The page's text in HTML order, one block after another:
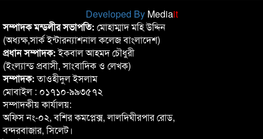
Developed By Mediait
সম্পাদক মন্ডলীর সভাপতি: মোহাম্মাদ মহি উদ্দিন
(অধ্যক্ষ,সার্ক ইন্টারন্যাশনাল কলেজ বাংলাদেশ)
প্রধান সম্পাদক:ইকবাল আহমদ চৌধুরী
(ইংল্যান্ড প্রবাসী, সাংবাদিক ও লেখক)
সম্পাদক:তাওহীদুল ইসলাম
মোবাইল : ০১৭১০-৯৯৩৫৭২
সম্পাদকীয় কার্যালয়:
অফিস নং-০২, বশির কমপ্লেক্স, লালদিঘীরপার রোড,
বন্দরবাজার, সিলেট।